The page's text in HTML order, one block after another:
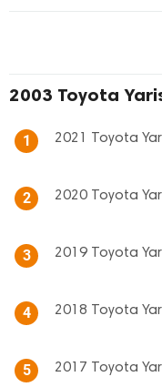
2003 Toyota
1 2021 Toyota
2 2020 Toyota
3 2019 Toyota
4 2018 Toyota
5 2017 Toyota